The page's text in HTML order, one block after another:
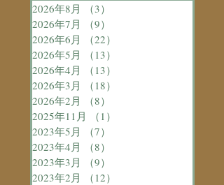
2026年8月 （3）
2026年7月
（9）
2026年6月
（22）
2026年5月
（13）
2026年4月
（13）
2026年3月
（18）
2026年2月
（8）
2025年11月
（1）
2023年5月
（7）
2023年4月
（8）
2023年3月
（9）
2023年2月
（12）